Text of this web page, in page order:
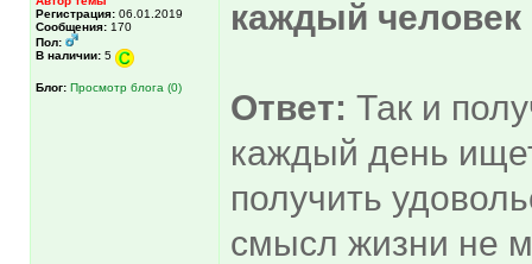
Регистрация: 06.01.2019
Сообщения: 170
Пол:
В наличии: 5
Блог: Просмотр блога (0)
каждый
Ответ: Так и
каждый день
получить
смысл жизни не